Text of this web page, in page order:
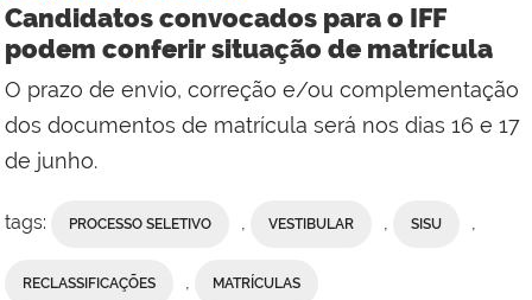
Comunicação
Social
do
Campus
Candidatos convocados para o IFF
podem conferir situação de matrícula
O prazo de envio, correção e/ou complementação
dos documentos de matrícula será nos dias 16 e 17
de junho.
tags: PROCESSO SELETIVO VESTIBULAR SISU
RECLASSIFICAÇÕES MATRÍCULAS